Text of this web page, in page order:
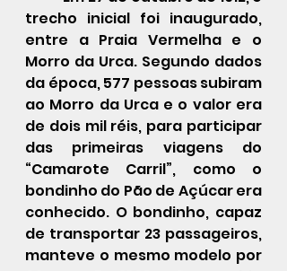
trecho inicial foi inaugurado,
entre a Praia Vermelha e o
Morro da Urca. Segundo dados
da época, 577 pessoas subiram
ao Morro da Urca e o valor era
de dois mil réis, para participar
das primeiras viagens do
“Camarote Carril”, como o
bondinho do Pão de Açúcar era
conhecido. O bondinho, capaz
de transportar 23 passageiros,
manteve o mesmo modelo por